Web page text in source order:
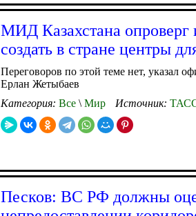
МИД Казахстана
создать в стране центры
Переговоров по этой теме нет, указал
Ерлан Жетыбаев
Категория: Все \ Мир Источник:
Песков: ВС РФ должны